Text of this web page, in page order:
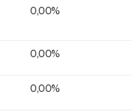
0,00%
0,00%
0,00%